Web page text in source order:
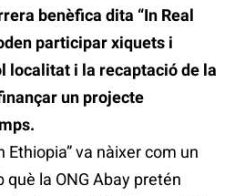
benèfica dita “In Real
participar xiquets i
localitat i la recaptació de la
un projecte
Ethiopia” va nàixer com un
la ONG Abay pretén